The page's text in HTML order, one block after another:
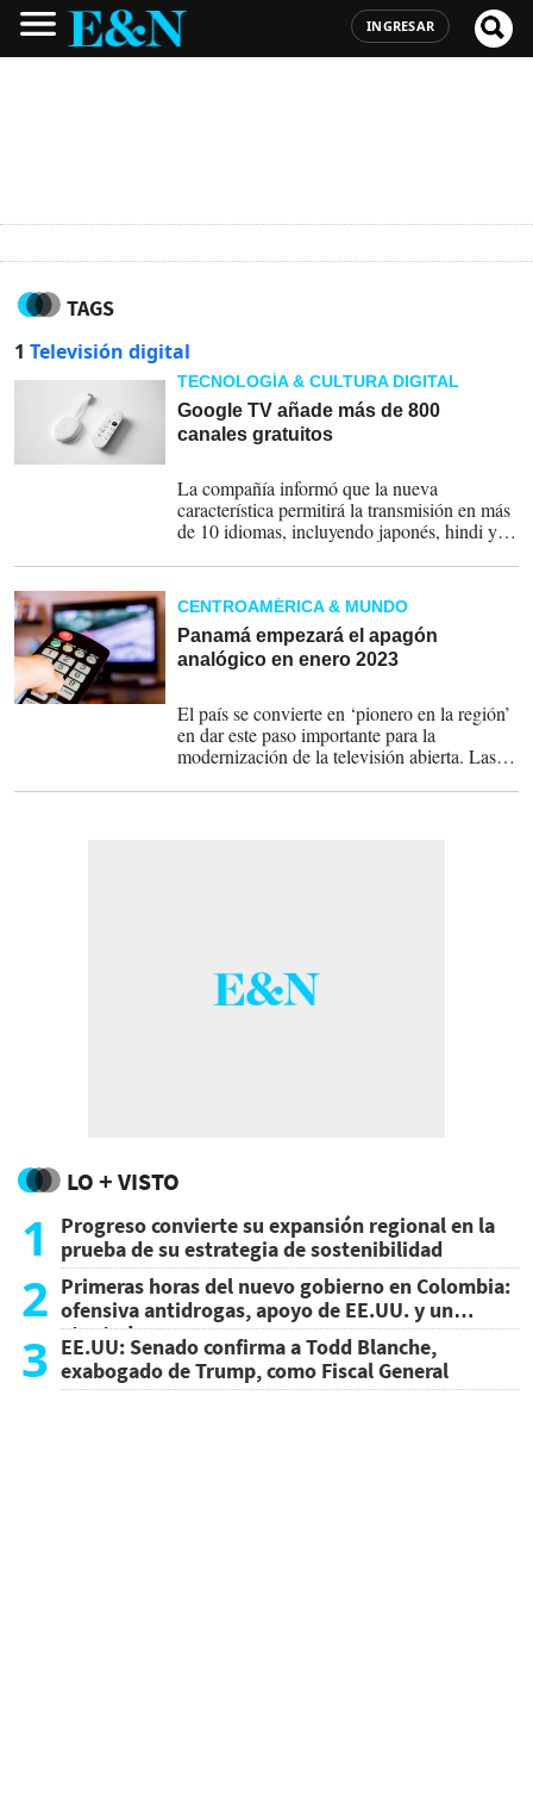
INGRESAR
TAGS
1 Televisión digital
TECNOLOGÍA & CULTURA DIGITAL
Google TV añade más de 800
canales gratuitos
La compañía informó que la nueva
característica permitirá la transmisión en más
de 10 idiomas, incluyendo japonés, hindi y
CENTROAMÉRICA & MUNDO
Panamá empezará el apagón
analógico en enero 2023
El país se convierte en ‘pionero en la región’
en dar este paso importante para la
modernización de la televisión abierta. Las
Colón solo recibirán señal digital.
LO + VISTO
1
Progreso convierte su expansión regional en la
prueba de su estrategia de sostenibilidad
2 Primeras horas del nuevo gobierno en Colombia:
ofensiva antidrogas, apoyo de EE.UU. y un
atentado
3 EE.UU: Senado confirma a Todd Blanche,
exabogado de Trump, como Fiscal General